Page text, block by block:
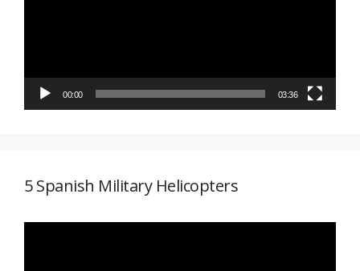
00:00 03:36
5 Spanish Military Helicopters